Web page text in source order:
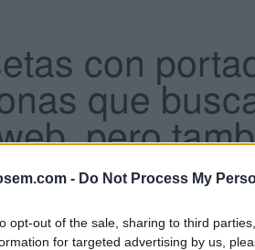
- Do Not Process My
opt-out of the sale, sharing to third
for targeted advertising by us,
con
que
pero
podrían